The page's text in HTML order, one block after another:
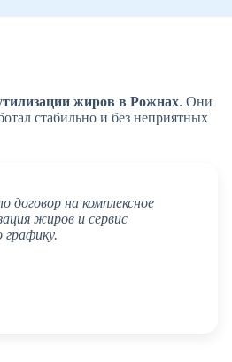
жиров в Рожнах. Они
стабильно и без неприятных
договор на комплексное
жиров и сервис